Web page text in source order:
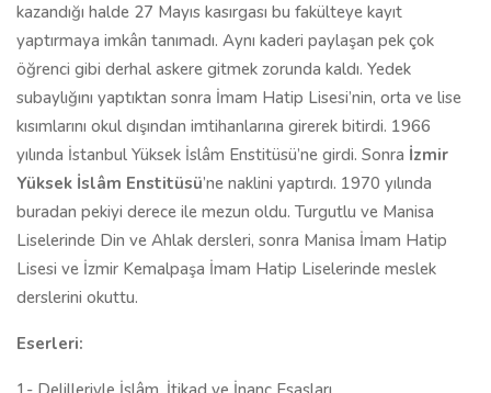
kazandığı halde 27 Mayıs kasırgası bu fakülteye kayıt
yaptırmaya imkân tanımadı. Aynı kaderi paylaşan pek çok
öğrenci gibi derhal askere gitmek zorunda kaldı. Yedek
subaylığını yaptıktan sonra İmam Hatip Lisesi’nin, orta ve lise
kısımlarını okul dışından imtihanlarına girerek bitirdi. 1966
yılında İstanbul Yüksek İslâm Enstitüsü’ne girdi. Sonra İzmir
Yüksek İslâm Enstitüsü’ne naklini yaptırdı. 1970 yılında
buradan pekiyi derece ile mezun oldu. Turgutlu ve Manisa
Liselerinde Din ve Ahlak dersleri, sonra Manisa İmam Hatip
Lisesi ve İzmir Kemalpaşa İmam Hatip Liselerinde meslek
derslerini okuttu.
Eserleri: